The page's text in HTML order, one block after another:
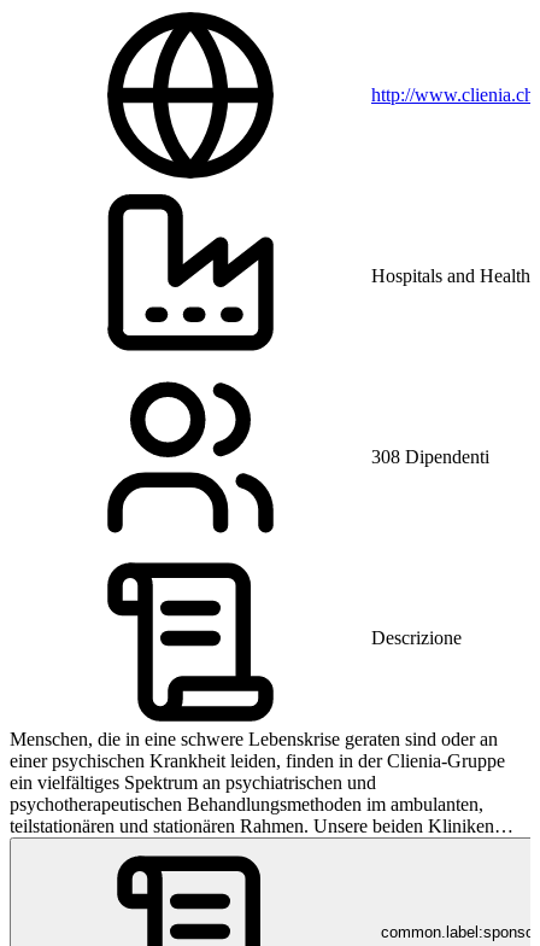
http://www.clienia.ch
Hospitals and Health
308 Dipendenti
Descrizione
Menschen, die in eine schwere Lebenskrise geraten sind oder an
einer psychischen Krankheit leiden, finden in der Clienia-Gruppe
ein vielfältiges Spektrum an psychiatrischen und
psychotherapeutischen Behandlungsmethoden im ambulanten,
teilstationären und stationären Rahmen. Unsere beiden Kliniken
Littenheid und Schlössli behandeln mehrheitlich grundversicherte
Patientinnen und Patienten. Zusatzversicherten (allgemein ganze
Schweiz, Halbprivat- und Privatversicherte) aus der Schweiz und
dem Ausland bieten sie auf ihren Privat- und Spezialstationen
herausragende Behandlungsangebote. Vertragskantone für